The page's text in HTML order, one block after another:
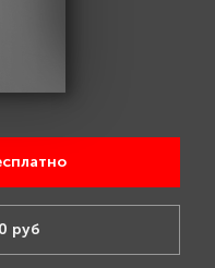
руб